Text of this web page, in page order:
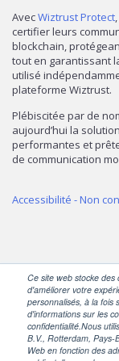
Ce site web stocke
d'améliorer votre
personnalisés, à la fois
d'informations sur les
confidentialité.Nous
B.V., Rotterdam, Pays-
Web en fonction des
AvecWiztrust Protect
certifier leurs
blockchain,
tout en garantissant
utilisé
plateforme Wiztrust.
Plébiscitée par de
aujourd’hui la
performantes et
de communication
Accessibilité - Non